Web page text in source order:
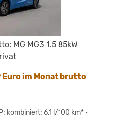
MG MG3 1.5 85kW
Euro im Monat brutto
kombiniert: 6,1 l/100 km* •